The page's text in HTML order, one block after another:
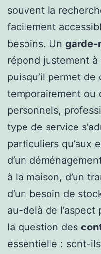
souvent la
facilement
besoins. Un garde-
répond justement
puisqu’il permet de
temporairement ou
personnels,
type de service
particuliers qu’aux
d’un
à la maison, d’un
d’un besoin de
au-delà de
la question des
essentielle : sont-